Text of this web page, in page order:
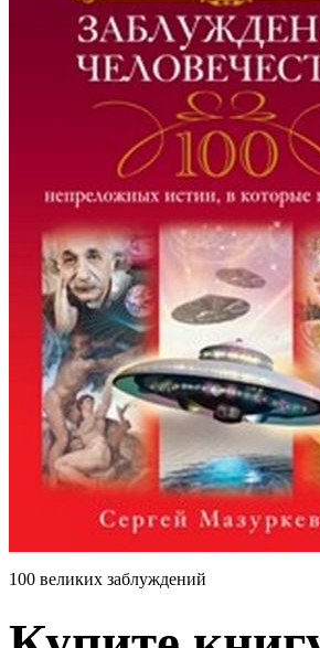
100 великих заблуждений